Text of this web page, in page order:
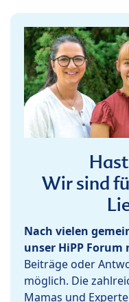
Wir sind
Nach vielen
unser HiPP
Beiträge oder
möglich. Die
Mamas und